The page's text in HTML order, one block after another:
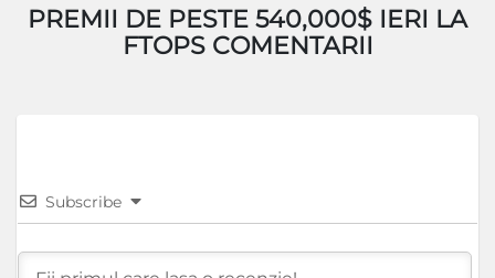
PREMII DE PESTE 540,000$ IERI LA
FTOPS COMENTARII
Subscribe